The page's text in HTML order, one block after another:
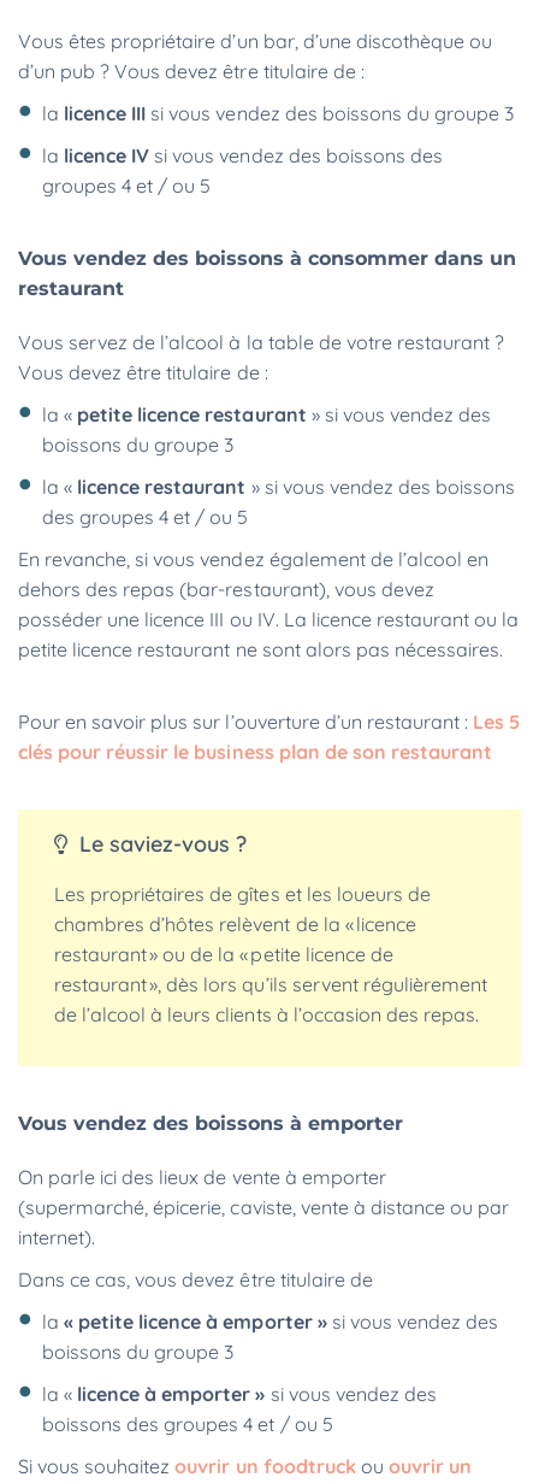
Vous êtes propriétaire d’un bar, d’une discothèque ou
d’un pub ? Vous devez être titulaire de :
la licence III si vous vendez des boissons du groupe 3
la licence IV si vous vendez des boissons des
groupes 4 et / ou 5
Vous vendez des boissons à consommer dans un
restaurant
Vous servez de l’alcool à la table de votre restaurant ?
Vous devez être titulaire de :
la « petite licence restaurant » si vous vendez des
boissons du groupe 3
la « licence restaurant » si vous vendez des boissons
des groupes 4 et / ou 5
En revanche, si vous vendez également de l’alcool en
dehors des repas (bar-restaurant), vous devez
posséder une licence III ou IV. La licence restaurant ou la
petite licence restaurant ne sont alors pas nécessaires.
Pour en savoir plus sur l’ouverture d’un restaurant : Les 5
clés pour réussir le business plan de son restaurant
Le saviez-vous ?
Les propriétaires de gîtes et les loueurs de
chambres d’hôtes relèvent de la « licence
restaurant » ou de la « petite licence de
restaurant », dès lors qu’ils servent régulièrement
de l’alcool à leurs clients à l’occasion des repas.
Vous vendez des boissons à emporter
On parle ici des lieux de vente à emporter
(supermarché, épicerie, caviste, vente à distance ou par
internet).
Dans ce cas, vous devez être titulaire de
la « petite licence à emporter »si vous vendez des
boissons du groupe 3
la « licence à emporter » si vous vendez des
boissons des groupes 4 et / ou 5
Si vous souhaitezouvrir un foodtruckou ouvrir un